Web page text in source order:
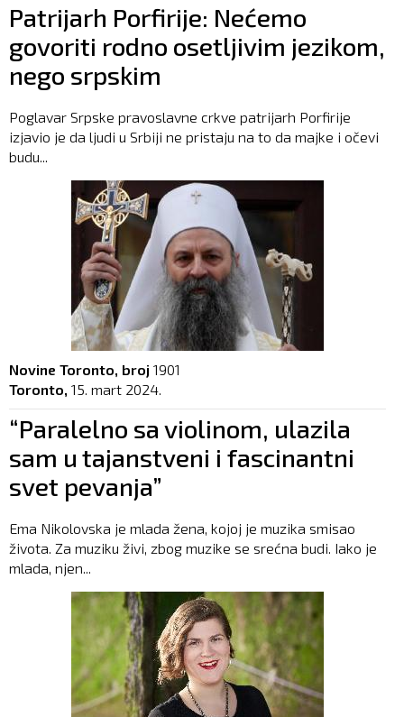
Patrijarh Porfirije: Nećemo
govoriti rodno osetljivim jezikom,
nego srpskim
Poglavar Srpske pravoslavne crkve patrijarh Porfirije
izjavio je da ljudi u Srbiji ne pristaju na to da majke i očevi
budu...
Novine Toronto, broj 1901
Toronto, 15. mart 2024.
“Paralelno sa violinom, ulazila
sam u tajanstveni i fascinantni
svet pevanja”
Ema Nikolovska je mlada žena, kojoj je muzika smisao
života. Za muziku živi, zbog muzike se srećna budi. Iako je
mlada, njen...